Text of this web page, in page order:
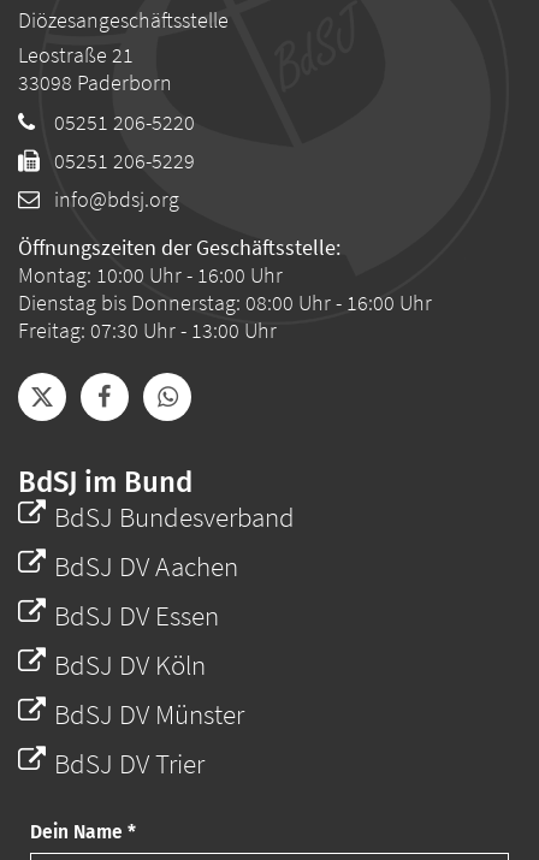
Diözesangeschäftsstelle
Leostraße 21
33098 Paderborn
05251 206-5220
05251 206-5229
info@bdsj.org
Öffnungszeiten der Geschäftsstelle:
Montag: 10:00 Uhr - 16:00 Uhr
Dienstag bis Donnerstag: 08:00 Uhr - 16:00 Uhr
Freitag: 07:30 Uhr - 13:00 Uhr
BdSJ im Bund
BdSJ Bundesverband
BdSJ DV Aachen
BdSJ DV Essen
BdSJ DV Köln
BdSJ DV Münster
BdSJ DV Trier
Dein Name *